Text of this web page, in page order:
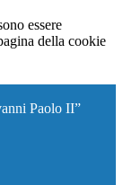
essere
della cookie
Paolo II”